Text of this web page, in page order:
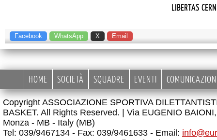
LIBERTAS
Facebook WhatsApp X Email
HOME SOCIETÀ SQUADRE EVENTI
Copyright ASSOCIAZIONE SPORTIVA
BASKET. All Rights Reserved. | Via EUGENIO
Monza - MB - Italy (MB)
Tel: 039/9467134 - Fax: 039/9461633 - Email: